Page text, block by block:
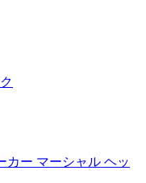
カー マーシャル ヘッ